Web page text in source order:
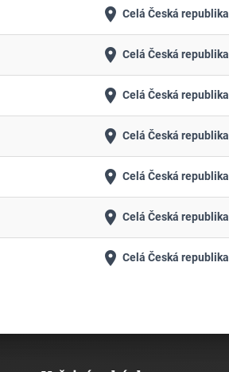
place Celá Česká republika
place Celá Česká republika
place Celá Česká republika
place Celá Česká republika
place Celá Česká republika
place Celá Česká republika
place Celá Česká republika